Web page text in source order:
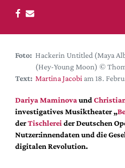
DdB-map
Kalender
Festival-Planer
Hefte
Alle Hefte
Leseproben
Podcast
Service
Foto: Hackerin Untitled (Maya
(Hey-Young Moon) ©
Text: Martina Jacobi am 18.
Dariya Maminovaund
investigatives Musiktheater „
derTischlerei der Deutschen
Nutzer:innendaten und die
digitalen Revolution.